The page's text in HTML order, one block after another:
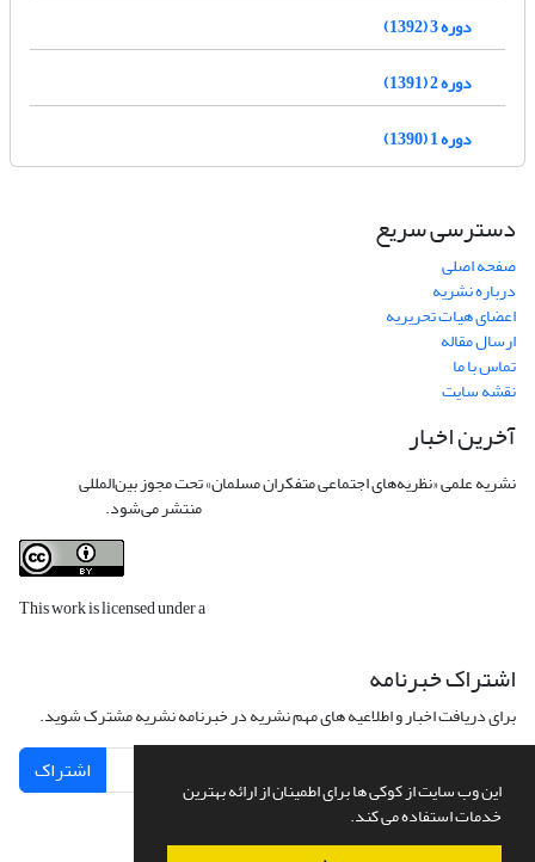
این وب سایت از کوکی ها برای اطمینان از ارائه بهترین
خدمات استفاده می کند.
دوره 3 (1392)
دوره 2 (1391)
دوره 1 (1390)
دسترسی سریع
صفحه اصلی
درباره نشریه
اعضای هیات تحریریه
ارسال مقاله
تماس با ما
نقشه سایت
آخرین اخبار
نشریه علمی «نظریه‌های اجتماعی متفکران مسلمان» تحت مجوز بین‌المللی
منتشر می‌شود.
This work is licensed under a
اشتراک خبرنامه
برای دریافت اخبار و اطلاعیه های مهم نشریه در خبرنامه نشریه مشترک شوید.
اشتراک